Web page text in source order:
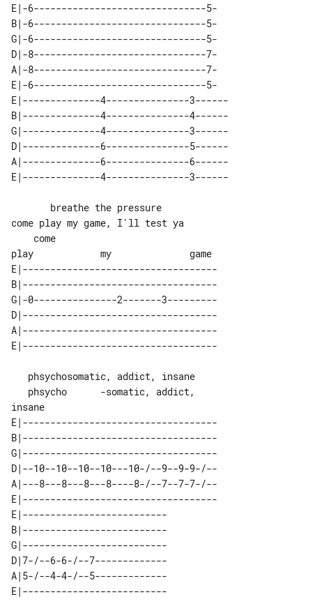
E|-6-------------------------------5-
B|-6-------------------------------5-
G|-6-------------------------------5-
D|-8-------------------------------7-
A|-8-------------------------------7-
E|-6-------------------------------5-
E|--------------4---------------3------
B|--------------4---------------4------
G|--------------4---------------3------
D|--------------6---------------5------
A|--------------6---------------6------
E|-----------------------------------
B|-----------------------------------
G|-0---------------2-------3---------
D|-----------------------------------
A|-----------------------------------
E|-----------------------------------
B|-----------------------------------
G|-----------------------------------
D|--10--10--10--10---10-/--9--9-9-/--
A|---8---8---8---8----8-/--7--7-7-/--
E|-----------------------------------
E|--------------------------
B|--------------------------
G|--------------------------
D|7-/--6-6-/--7-------------
A|5-/--4-4-/--5-------------